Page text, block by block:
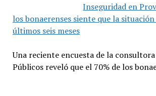
Inseguridad en
los bonaerenses siente que la
últimos seis meses
Una reciente encuesta de la
Públicos reveló que el 70% de los